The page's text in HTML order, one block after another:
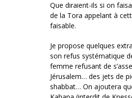
Que diraient-ils si on
de la Tora appelant à
faisable.
Je propose quelques
son refus systématique
femme refusant de
Jérusalem… des jets de
shabbat… On ajoutera